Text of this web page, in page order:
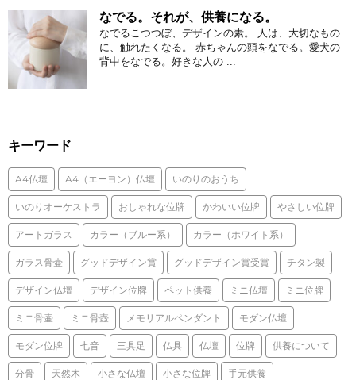
なでる。それが、供養になる。
なでるこつつぼ、デザインの素。 人は、大切なもの
に、触れたくなる。 赤ちゃんの頭をなでる。愛犬の
背中をなでる。好きな人の ...
キーワード
A4仏壇 A4（エーヨン）仏壇 いのりのおうち
いのりオーケストラ おしゃれな位牌 かわいい位牌 やさしい位牌
アートガラス カラー（ブルー系） カラー（ホワイト系）
ガラス骨壷 グッドデザイン賞 グッドデザイン賞受賞 チタン製
デザイン仏壇 デザイン位牌 ペット供養 ミニ仏壇 ミニ位牌
ミニ骨壷 ミニ骨壺 メモリアルペンダント モダン仏壇
モダン位牌 七音 三具足 仏具 仏壇 位牌 供養について
分骨 天然木 小さな仏壇 小さな位牌 手元供養